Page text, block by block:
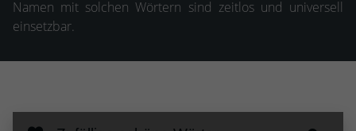
Namen mit solchen Wörtern sind zeitlos und universell
einsetzbar.